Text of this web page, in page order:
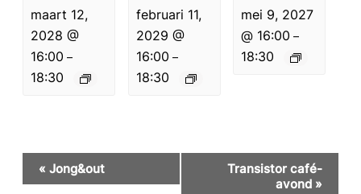
maart 12,
2028 @
16:00 –
18:30
februari 11,
2029 @
16:00 –
18:30
mei 9, 2027
@ 16:00 –
18:30
Evenement
Navigatie
« Jong&out
Transistor café-
avond »